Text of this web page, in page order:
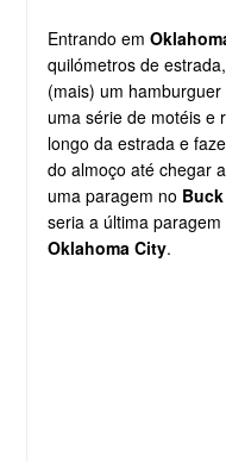
Entrando em
quilómetros de
(mais) um hamburguer
uma série de motéis e
longo da estrada e
do almoço até chegar a
uma paragem no
seria a última
Oklahoma City.